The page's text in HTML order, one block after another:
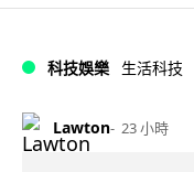
科技娛樂 生活科技
Lawton 23 小時